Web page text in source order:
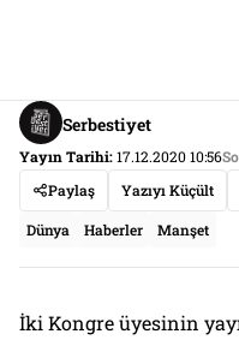
Serbestiyet
Yayın Tarihi:17.12.2020 10:56
Paylaş
Yazıyı Küçült
Dünya Haberler Manşet
İki Kongre üyesinin